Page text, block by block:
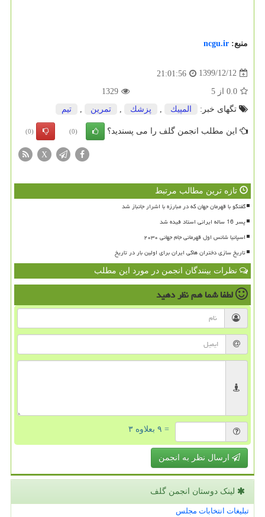
منبع: ncgu.ir
1399/12/12
21:01:56
0.0 از 5
1329
تگهای خبر:
المپیك پزشك تمرین تیم
این مطلب انجمن گلف را می پسندید؟ (0)
(0)
X
تازه ترین مطالب مرتبط
گفتگو با قهرمان جهان که در مبارزه با اشرار جانباز شد
پسر 16 ساله ایرانی استاد فیده شد
اسپانیا شانس اول قهرمانی جام جهانی ۲۰۳۰
تاریخ سازی دختران هاکی ایران برای اولین بار در تاریخ
نظرات بینندگان انجمن در مورد این مطلب
لطفا شما همنظر دهید
= ۹ بعلاوه ۳
ارسال نظر به انجمن
لینک دوستان انجمن گلف
تبلیغات انتخابات مجلس